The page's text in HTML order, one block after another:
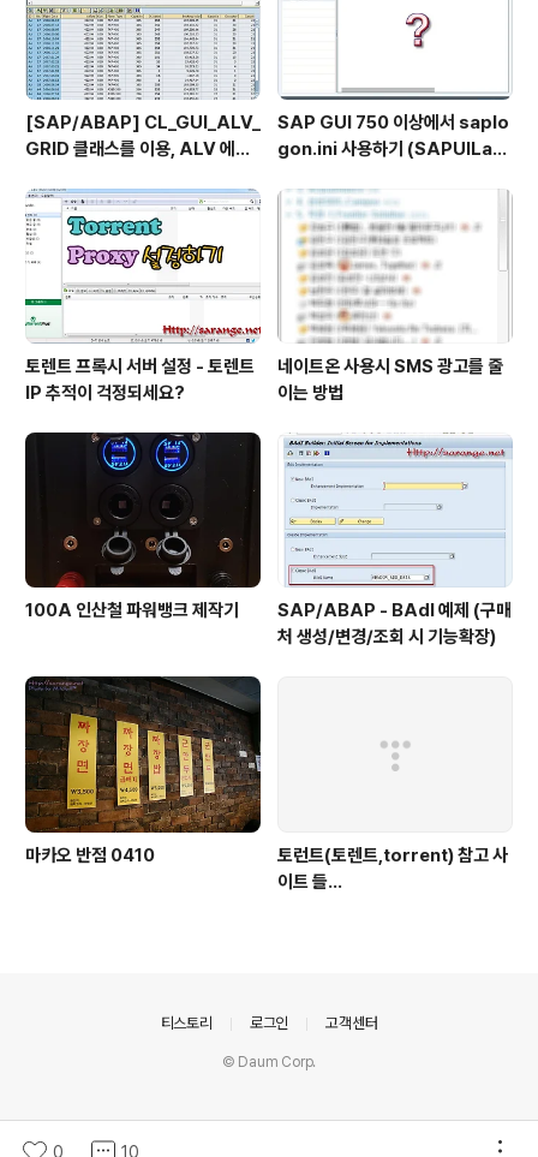
[SAP/ABAP] CL_GUI_ALV_
GRID 클래스를 이용, ALV 에서
SAP GUI 750 이상에서 saplo
gon.ini 사용하기 (SAPUILan
토렌트 프록시 서버 설정 - 토렌트
IP 추적이 걱정되세요?
네이트온 사용시 SMS 광고를 줄
이는 방법
100A 인산철 파워뱅크 제작기
SAP/ABAP - BAdI 예제 (구매
처 생성/변경/조회 시 기능확장)
마카오 반점 0410
토런트(토렌트,torrent) 참고 사
이트 들...
0 10
티스토리 로그인 고객센터
© Daum Corp.